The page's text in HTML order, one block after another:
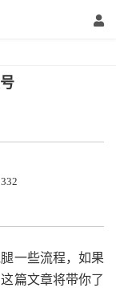
一些流程，如果
篇文章将带你了